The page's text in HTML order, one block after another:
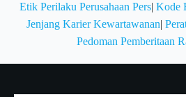
Etik Perilaku Perusahaan Pers| Kode
Jenjang Karier Kewartawanan|
Pedoman Pemberitaan